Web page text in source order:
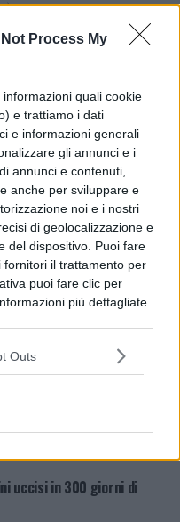
Not Process My
quali cookie
e trattiamo i dati
e informazioni generali
gli annunci e i
annunci e contenuti,
anche per sviluppare e
noi e i nostri
di geolocalizzazione e
del dispositivo. Puoi fare
il trattamento per
puoi fare clic per
più dettagliate
ma hai il diritto di
si
su questo sito o
riservatezza.
Outs
uccisi in 300 giorni di